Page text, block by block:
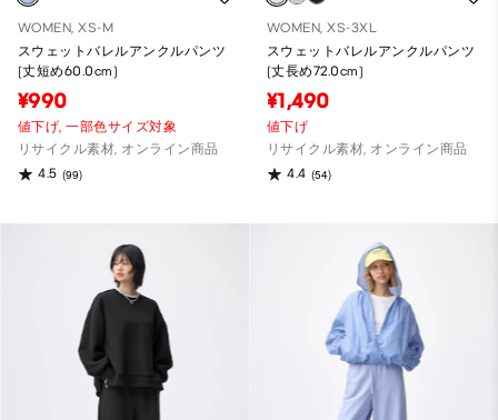
WOMEN, XS-M
スウェットバレルアンクルパンツ
(丈短め60.0cm)
¥990
値下げ,一部色サイズ対象
リサイクル素材, オンライン商品
4.5 (99)
WOMEN, XS-3XL
スウェットバレルアンクルパンツ
(丈長め72.0cm)
¥1,490
値下げ
リサイクル素材, オンライン商品
4.4 (54)